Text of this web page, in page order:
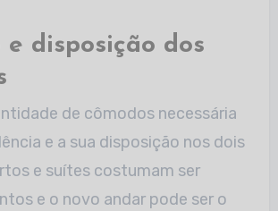
e disposição dos
de cômodos necessária
e a sua disposição nos dois
e suítes costumam ser
e o novo andar pode ser o